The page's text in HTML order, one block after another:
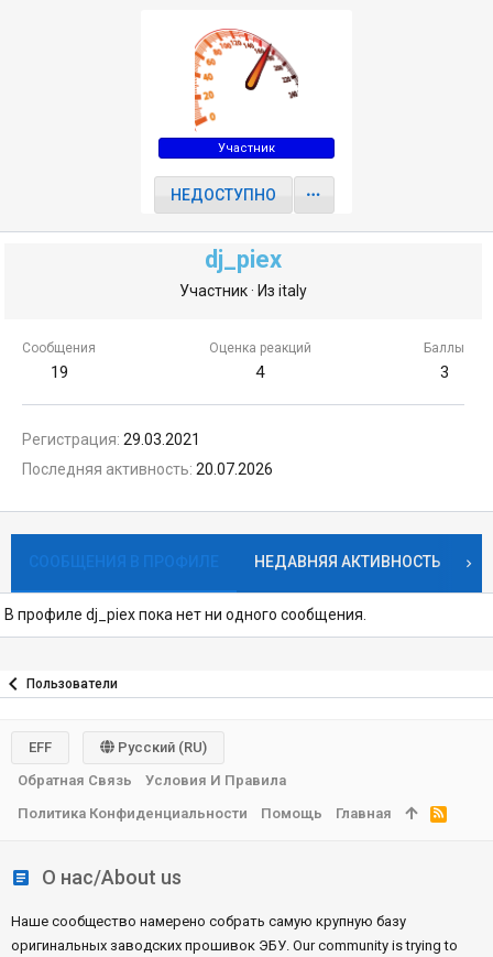
Участник
НЕДОСТУПНО
dj_piex
Участник· Из italy
Сообщения
19
Оценка реакций
4
Баллы
3
Регистрация 29.03.2021
Последняя активность 20.07.2026
СООБЩЕНИЯ В ПРОФИЛЕ НЕДАВНЯЯ АКТИВНОСТЬ
В профиле dj_piex пока нет ни одного сообщения.
Пользователи
О нас/About us
Наше сообщество намерено собрать самую крупную базу
оригинальных заводских прошивок ЭБУ. Our community is trying to
EFF
Русский (RU)
Обратная Связь
Условия И Правила
Политика Конфиденциальности
Помощь Главная
R
S